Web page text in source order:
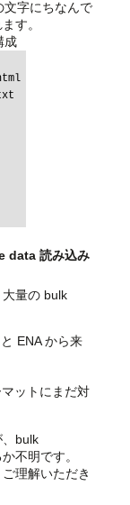
文字にちなんで
す。
成
data 読み込み
量の bulk
ENA から来
ットにまだ対
、bulk
不明です。
理解いただき